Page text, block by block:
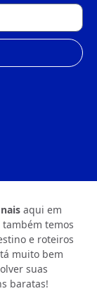
aqui em
também temos
e roteiros
muito bem
suas
baratas!